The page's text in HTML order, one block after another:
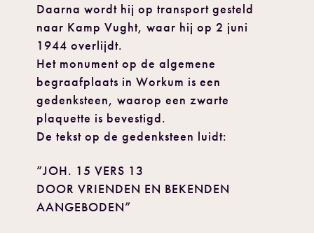
Daarna wordt hij op transport gesteld
naar Kamp Vught, waar hij op 2 juni
1944 overlijdt.
Het monument op de algemene
begraafplaats in Workum is een
gedenksteen, waarop een zwarte
plaquette is bevestigd.
De tekst op de gedenksteen luidt:
“JOH. 15 VERS 13
DOOR VRIENDEN EN BEKENDEN
AANGEBODEN”